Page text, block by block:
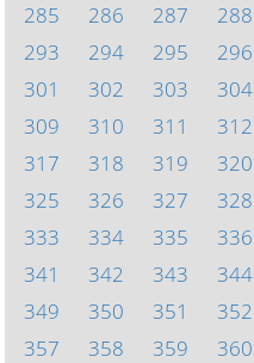
285
286 287 288
293
294 295 296
301
302 303 304
309
310 311 312
317
318 319 320
325
326 327 328
333
334 335 336
341
342 343 344
349
350 351 352
357
358 359 360